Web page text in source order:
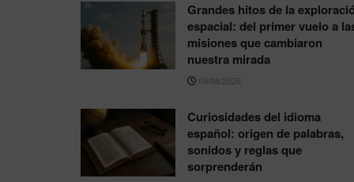
Grandes hitos de la
espacial: del primer vuelo a
misiones que cambiaron
nuestra mirada
09/08/2026
Curiosidades del idioma
español: origen de palabras,
sonidos y reglas que
sorprenderán